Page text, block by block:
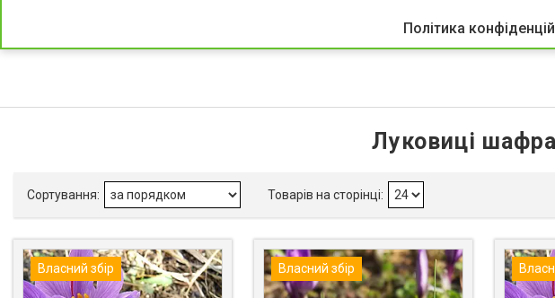
Політика
Луковиці
Власний збір Власний збір